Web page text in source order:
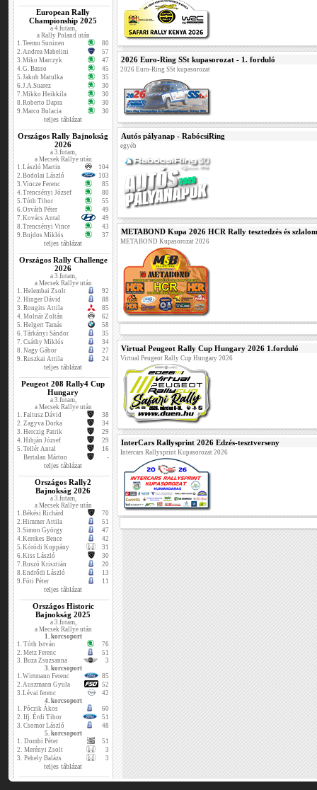
European Rally
Championship 2025
a 4.futam,
a Rally Poland után
1.Teemu Suninen
80
2.Andrea Mabelini
57
3.Miko Marczyk
47
4.G. Basso
45
5.Jakub Matulka
35
6.J.A.Suarez
30
7.Mikko Heikkila
30
8.Roberto Dapra
30
9.Marco Bulacia 30
teljes táblázat
Országos Rally Bajnokság
2026
a 3.futam,
a Mecsek Rallye után
1.László Martin
104
2.Bodolai László
103
3.Vincze Ferenc
85
4.Trencsényi József
80
5.Tóth Tibor
55
6.Osváth Péter
49
7.Kovács Antal
49
8.Trencsényi Vince
43
9.Bujdos Miklós 37
teljes táblázat
Országos Rally Challenge
2026
a 3.futam,
a Mecsek Rallye után
1. Helembai Zsolt
92
2. Hinger Dávid
88
3. Rongits Attila
85
4. Molnár Zoltán
62
5. Helgert Tamás
58
6. Tárkányi Sándor
35
7. Csáthy Miklós
34
8. Nagy Gábor
27
9. Ruszkai Attila 24
teljes táblázat
Peugeot 208 Rally4 Cup
Hungary
a 3.futam,
a Mecsek Rallye után
1. Faltusz Dávid
38
2. Zagyva Dorka
34
3. Herczig Patrik
29
4. Hibján József
29
5. Tellér Antal
16
Bertalan Márton
-
teljes táblázat
Országos Rally2
Bajnokság 2026
a 3.futam,
a Mecsek Rallye után
1.Békési Richárd
70
2.Himmer Attila
51
3.Simon György
47
4.Kerekes Bence
42
5.Kóródi Koppány
31
6.Kiss László
30
7.Ruszó Krisztián
20
8.Endrődi László
13
9.Fóti Péter 11
teljes táblázat
Országos Historic
Bajnokság 2025
a 3.futam,
a Mecsek Rallye után
1. korcsoport
1. Tóth István
76
2. Metz Ferenc
51
3. Buza Zsuzsanna
3
3. korcsoport
1.Wirtmann Ferenc
85
2.Auszmann Gyula
52
3.Lévai ferenc
42
4. korcsoport
1. Póczik Ákos
60
2. Ifj. Érdi Tibor
51
3. Csomor László
48
5. korcsoport
1. Dombi Péter
51
2. Merényi Zsolt
3
3. Pehely Balázs 3
teljes táblázat
2026 Euro-Ring SSt kupasorozat - 1. forduló
2026 Euro-Ring SSt kupasorozat
Autós pályanap - RabócsiRing
egyéb
METABOND Kupa 2026 HCR Rally tesztedzés és
METABOND Kupasorozat 2026
Virtual Peugeot Rally Cup Hungary 2026 1.forduló
Virtual Peugeot Rally Cup Hungary 2026
InterCars Rallysprint 2026 Edzés-tesztverseny
Intercars Rallysprint Kupasorozat 2026